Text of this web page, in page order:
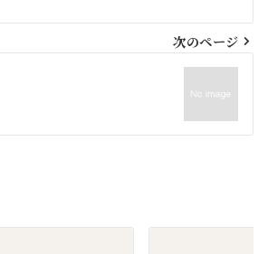
次のページ